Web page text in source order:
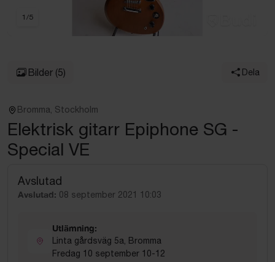
1 /5
Bilder (5) Dela
Bromma, Stockholm
Elektrisk gitarr Epiphone SG -
Special VE
Avslutad
Avslutad: 08 september 2021 10:03
Utlämning:
Linta gårdsväg 5a, Bromma
Fredag 10 september 10-12